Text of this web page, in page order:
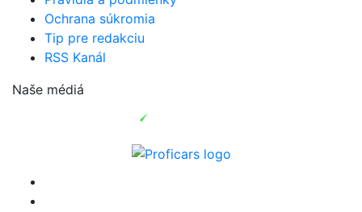
Ochrana súkromia
Tip pre redakciu
RSS Kanál
Naše médiá